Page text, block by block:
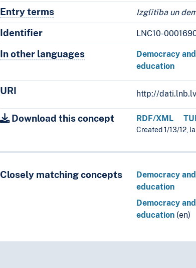
Entry termsAlternative terms for the concept.
Izglītība un
Identifier LNC10-
In other languagesTerms for the concept in other
Democracy and
education
URI http://
Download this concept RDF/XML
Created 1/13/12,
Closely matching concepts
Democracy and
education
Democracy and
education (en)